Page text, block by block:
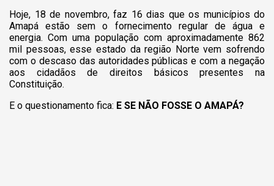
Hoje, 18 de novembro, faz 16 dias que os municípios do
Amapá estão sem o fornecimento regular de água e
energia. Com uma população com aproximadamente 862
mil pessoas, esse estado da região Norte vem sofrendo
com o descaso das autoridades públicas e com a negação
aos cidadãos de direitos básicos presentes na
Constituição.
E o questionamento fica: E SE NÃO FOSSE O AMAPÁ?